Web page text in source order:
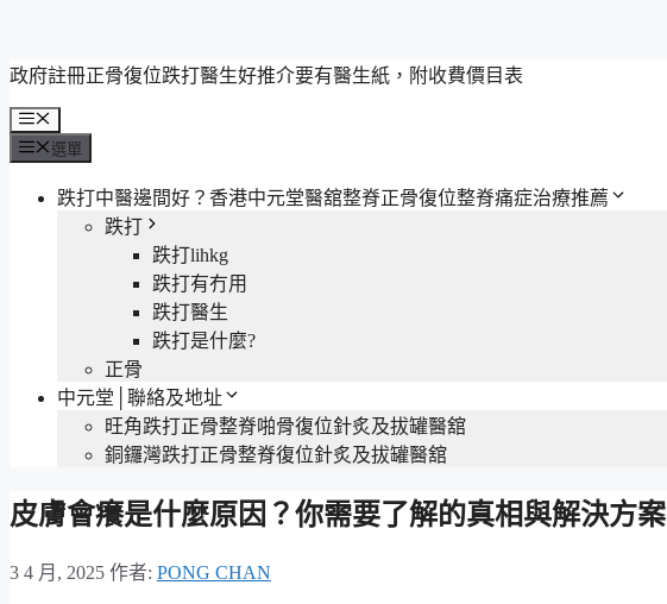
跳
至
主
要
政府註冊正骨復位跌打醫生好推介要有醫生紙，附收費價目表
選
單
選單
跌打中醫邊間好？香港中元堂醫舘整脊正骨復位整脊痛症治療推薦
跌打
跌打lihkg
跌打有冇用
跌打醫生
跌打是什麼?
正骨
中元堂│聯絡及地址
旺角跌打正骨整脊啪骨復位針炙及拔罐醫舘
銅鑼灣跌打正骨整脊復位針炙及拔罐醫舘
皮膚會癢是什麼原因？你需要了解的真相與解決方案
3 4 月, 2025 作者: PONG CHAN